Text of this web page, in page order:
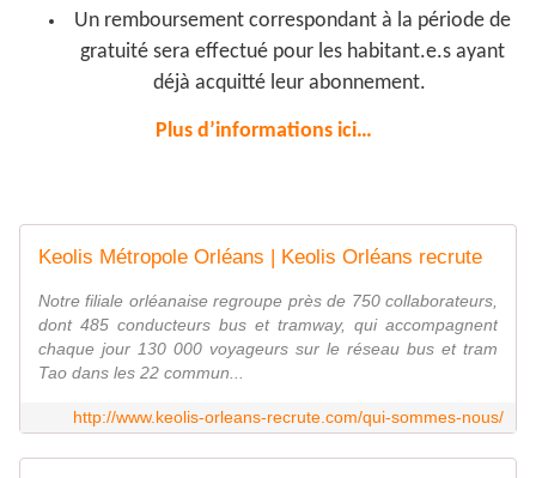
Un remboursement correspondant à la période de
gratuité sera effectué pour les habitant.e.s ayant
déjà acquitté leur abonnement.
Plus d’informations ici…
Keolis Métropole Orléans | Keolis Orléans recrute
Notre filiale orléanaise regroupe près de 750 collaborateurs,
dont 485 conducteurs bus et tramway, qui accompagnent
chaque jour 130 000 voyageurs sur le réseau bus et tram
Tao dans les 22 commun...
http://www.keolis-orleans-recrute.com/qui-sommes-nous/